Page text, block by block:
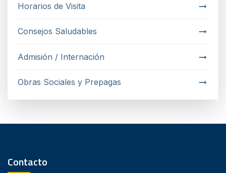
Horarios de Visita
Consejos Saludables
Admisión / Internación
Obras Sociales y Prepagas
Contacto